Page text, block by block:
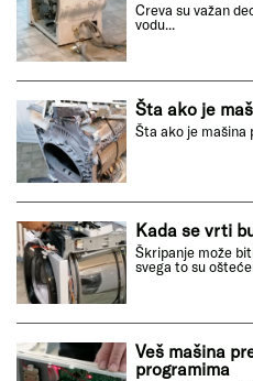
Creva su važan
vodu...
Šta ako je
Šta ako je mašina
Kada se vrti
Škripanje može
svega to su
Veš mašina
programima